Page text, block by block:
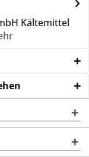
Kältemittel